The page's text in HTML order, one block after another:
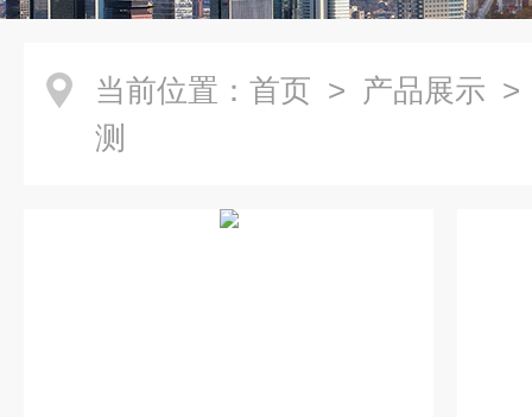
当前位置： 首页 > 产品展示
测